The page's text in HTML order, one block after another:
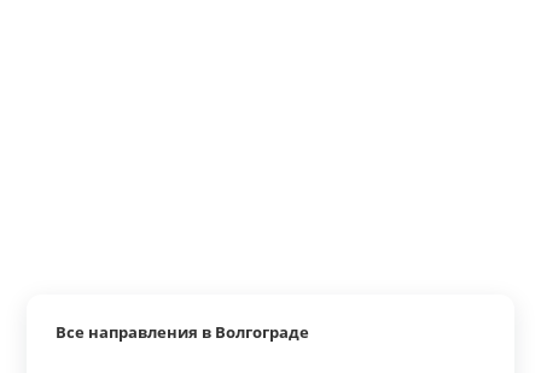
Все направления в Волгограде